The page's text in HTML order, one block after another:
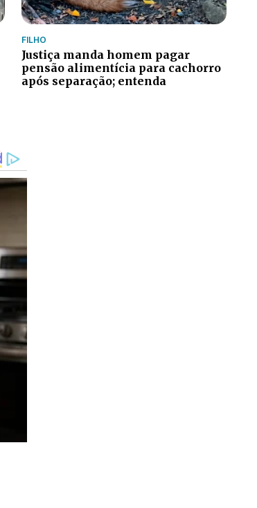
FILHO
Justiça manda homem pagar
pensão alimentícia para cachorro
após separação; entenda